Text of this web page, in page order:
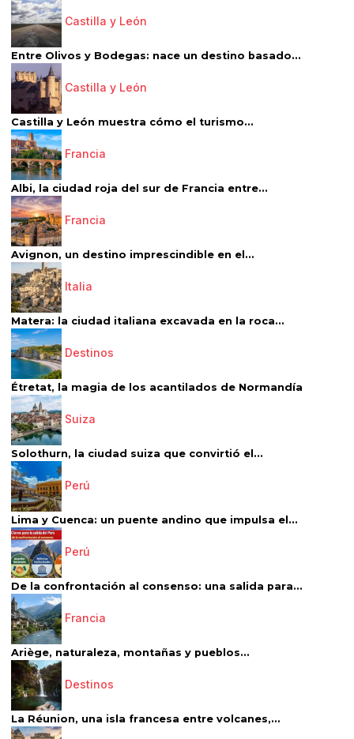
Castilla y León
Entre Olivos y Bodegas: nace un destino basado...
Castilla y León
Castilla y León muestra cómo el turismo...
Francia
Albi, la ciudad roja del sur de Francia entre...
Francia
Avignon, un destino imprescindible en el...
Italia
Matera: la ciudad italiana excavada en la roca...
Destinos
Étretat, la magia de los acantilados de Normandía
Suiza
Solothurn, la ciudad suiza que convirtió el...
Perú
Lima y Cuenca: un puente andino que impulsa el...
Perú
De la confrontación al consenso: una salida para...
Francia
Ariège, naturaleza, montañas y pueblos...
Destinos
La Réunion, una isla francesa entre volcanes,...